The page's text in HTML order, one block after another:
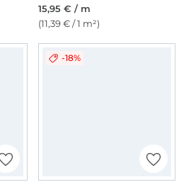
15,95 € / m
(11,39 € / 1 m²)
-18%